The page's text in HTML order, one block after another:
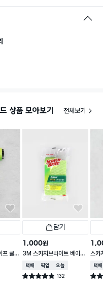
상품 모아보기 전체보기
프 클
담기
1,000원
3M 스카치브라이트 베이직
택배배송매장픽업오늘배송
별점 4.9점 132
건 작성
스카
택배
별점